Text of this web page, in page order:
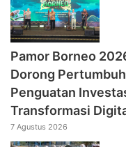
Pamor Borneo
Dorong
Penguatan
Transformasi
7 Agustus 2026